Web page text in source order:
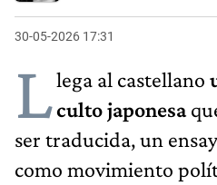
30-05-2026 17:31
Llega al castellano
culto japonesa
ser traducida, un
como movimiento